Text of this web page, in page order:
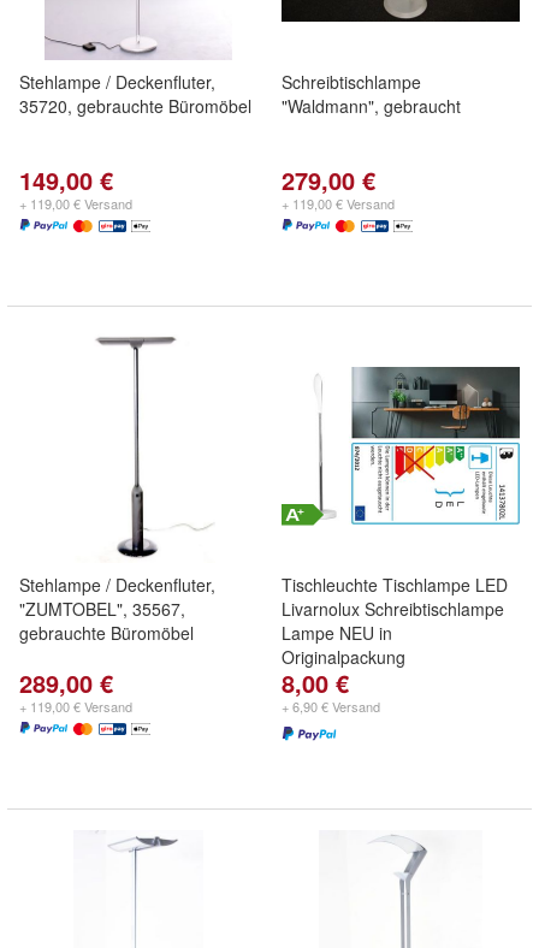
Stehlampe / Deckenfluter,
35720, gebrauchte Büromöbel
149,00 €
+ 119,00 € Versand
Schreibtischlampe
"Waldmann", gebraucht
279,00 €
+ 119,00 € Versand
Stehlampe / Deckenfluter,
"ZUMTOBEL", 35567,
gebrauchte Büromöbel
289,00 €
+ 119,00 € Versand
Tischleuchte Tischlampe LED
Livarnolux Schreibtischlampe
Lampe NEU in
Originalpackung
8,00 €
+ 6,90 € Versand